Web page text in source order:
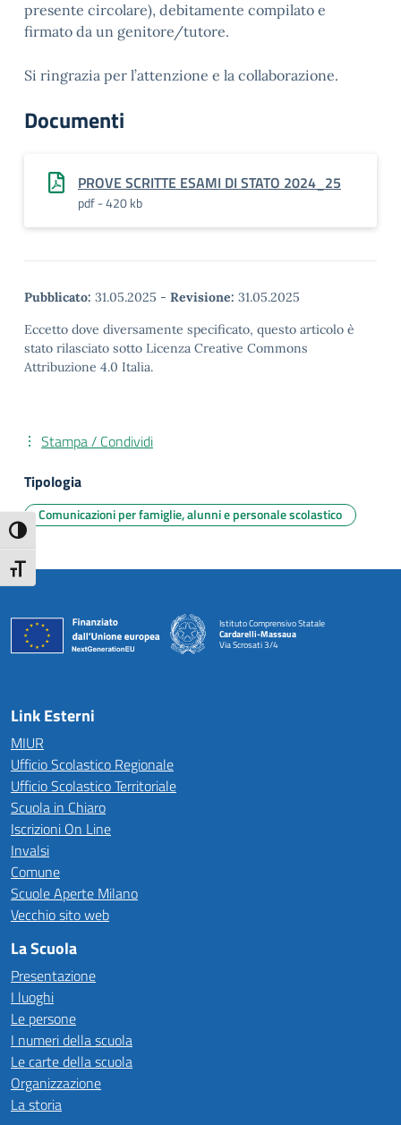
Attiva/disattiva alto contrasto
Attiva/disattiva dimensione testo
presente circolare), debitamente compilato e
firmato da un genitore/tutore.
Si ringrazia per l’attenzione e la collaborazione.
Documenti
PROVE SCRITTE ESAMI DI STATO 2024_25
pdf - 420 kb
Pubblicato: 31.05.2025 - Revisione: 31.05.2025
Eccetto dove diversamente specificato, questo articolo è
stato rilasciato sotto Licenza Creative Commons
Attribuzione 4.0 Italia.
Stampa / Condividi
Tipologia
Comunicazioni per famiglie, alunni e personale scolastico
Istituto Comprensivo Statale
Cardarelli-Massaua
Via Scrosati 3/4
Link Esterni
MIUR
Ufficio Scolastico Regionale
Ufficio Scolastico Territoriale
Scuola in Chiaro
Iscrizioni On Line
Invalsi
Comune
Scuole Aperte Milano
Vecchio sito web
La Scuola
Presentazione
I luoghi
Le persone
I numeri della scuola
Le carte della scuola
Organizzazione
La storia